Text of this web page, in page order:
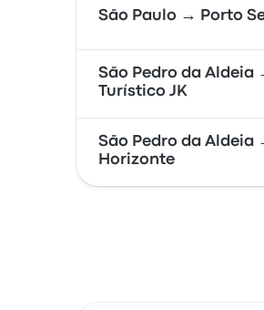
São Paulo → Porto
São Pedro da Aldeia
Turístico JK
São Pedro da Aldeia
Horizonte